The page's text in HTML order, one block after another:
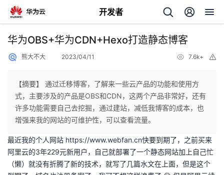
开发者
返
个
人
主
我
的
华为OBS+华为CDN+Hexo打造静态博客
熊大不大 2023/04/11 7.6k+
【摘要】 通过迁移博客，了解来一些云产品的功能和使用方
式，主要涉及的产品是OBS和CDN，这两个产品非常好，还有
许多功能需要自己去挖掘，通过建站，减低我博客的成本，也
增强来我的网站的可维护性，可以查看流量。
最近我的个人网站 https://www.webfan.cn快要到期了，之前买来
阿里云的3年229元新用户，自己就部署了一个静态网站加上自己忙
（懒）就没有折腾了新的技术，就写了几篇水文在上面，但是这个